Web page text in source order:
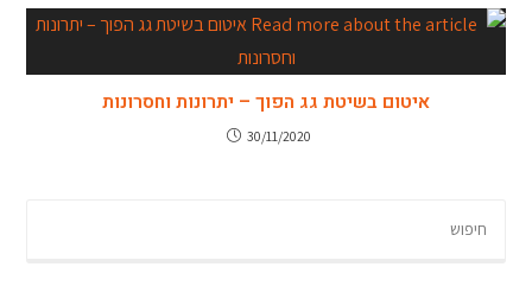
איטום בשיטת גג הפוך – יתרונות וחסרונות
30/11/2020